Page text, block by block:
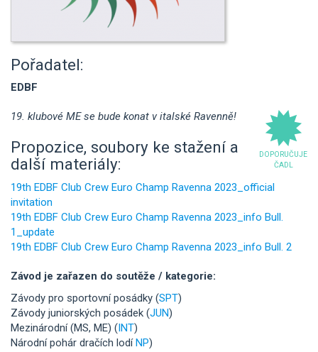
Pořadatel:
EDBF
DOPORUČUJE
ČADL
19. klubové ME se bude konat v italské Ravenně!
Propozice, soubory ke stažení a
další materiály:
19th EDBF Club Crew Euro Champ Ravenna 2023_official
invitation
19th EDBF Club Crew Euro Champ Ravenna 2023_info Bull.
1_update
19th EDBF Club Crew Euro Champ Ravenna 2023_info Bull. 2
Závod je zařazen do soutěže / kategorie:
Závody pro sportovní posádky (SPT)
Závody juniorských posádek (JUN)
Mezinárodní (MS, ME) (INT)
Národní pohár dračích lodíNP)